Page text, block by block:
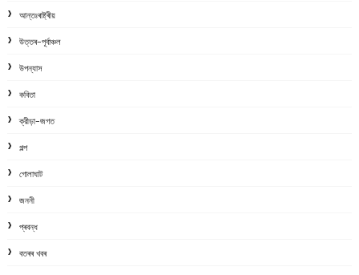
আন্তঃৰাষ্ট্ৰীয়
উত্তৰ-পূৰ্বাঞ্চল
উপন্যাস
কবিতা
ক্রীড়া-জগত
গল্প
গোলাঘাট
জননী
প্ৰবন্ধ
বতৰৰ খবৰ